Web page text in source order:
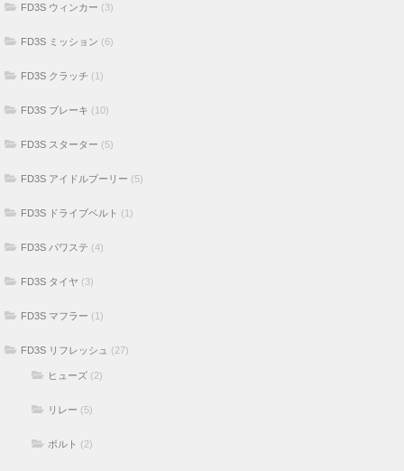
FD3S ウィンカー (3)
FD3S ミッション (6)
FD3S クラッチ (1)
FD3S ブレーキ (10)
FD3S スターター (5)
FD3S アイドルプーリー (5)
FD3S ドライブベルト (1)
FD3S パワステ (4)
FD3S タイヤ (3)
FD3S マフラー (1)
FD3S リフレッシュ (27)
ヒューズ (2)
リレー (5)
ボルト (2)